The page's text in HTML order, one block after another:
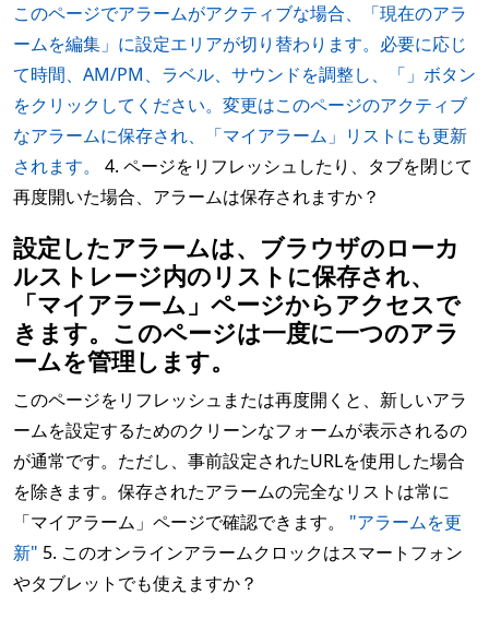
このページでアラームがアクティブな場合、「現在のアラ
ームを編集」に設定エリアが切り替わります。必要に応じ
て時間、AM/PM、ラベル、サウンドを調整し、「」ボタン
をクリックしてください。変更はこのページのアクティブ
なアラームに保存され、「マイアラーム」リストにも更新
されます。
4. ページをリフレッシュしたり、タブを閉じて
再度開いた場合、アラームは保存されますか？
設定したアラームは、ブラウザのローカ
ルストレージ内のリストに保存され、
「マイアラーム」ページからアクセスで
きます。このページは一度に一つのアラ
ームを管理します。
このページをリフレッシュまたは再度開くと、新しいアラ
ームを設定するためのクリーンなフォームが表示されるの
が通常です。ただし、事前設定されたURLを使用した場合
を除きます。保存されたアラームの完全なリストは常に
「マイアラーム」ページで確認できます。 "アラームを更
新" 5. このオンラインアラームクロックはスマートフォン
やタブレットでも使えますか？